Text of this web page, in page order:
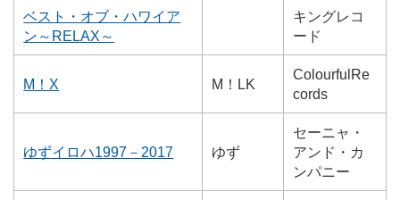
ベスト・オブ・ハワイア
ン～RELAX～
キングレコ
ード
M！X M！LK
ColourfulRe
cords
ゆずイロハ1997－2017 ゆず
セーニャ・
アンド・カ
ンパニー